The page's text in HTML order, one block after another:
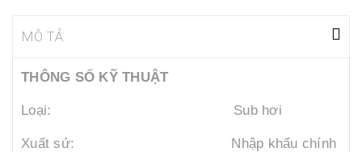
MÔ TẢ
THÔNG SỐ KỸ THUẬT
Loại: Sub hơi
Xuất sứ: Nhập khẩu chính